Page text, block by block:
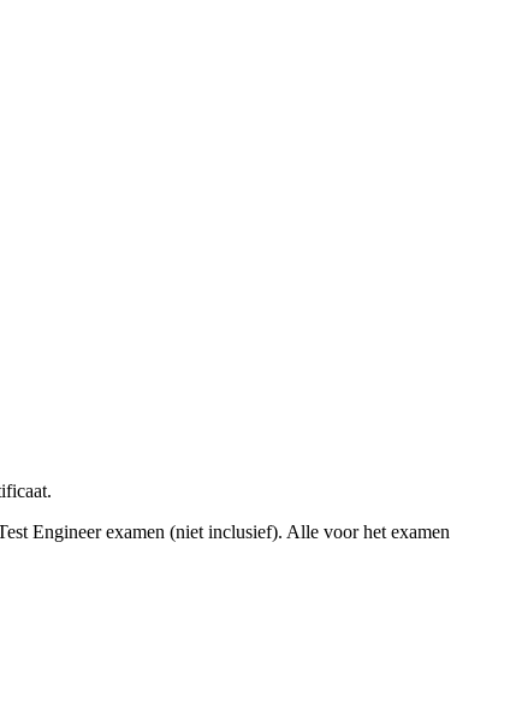
Engineer examen (niet inclusief). Alle voor het examen